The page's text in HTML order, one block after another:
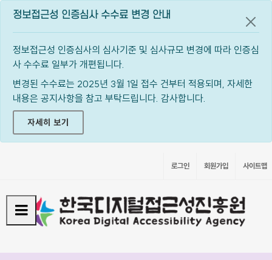
정보접근성 인증심사 수수료 변경 안내
정보접근성 인증심사의 심사기준 및 심사규모 변경에 따라 인증심
사 수수료 일부가 개편됩니다.
변경된 수수료는 2025년 3월 1일 접수 건부터 적용되며, 자세한
내용은 공지사항을 참고 부탁드립니다. 감사합니다.
자세히 보기
공지
로그인 회원가입 사이트맵